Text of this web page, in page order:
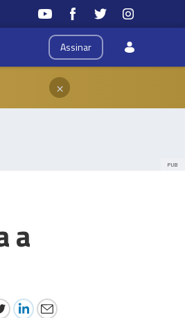
Assinar
×
PUB
a